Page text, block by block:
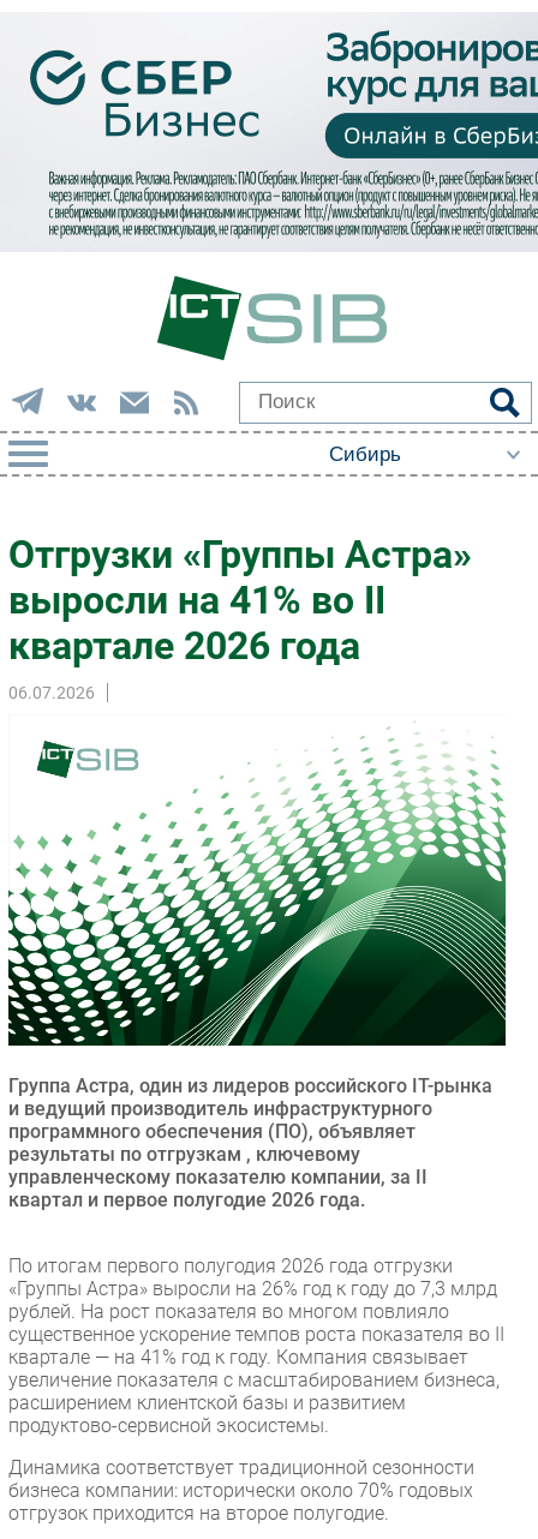
Импорто­замещение
Автоматизация Промышленности
Интернет
Мобильная связь
Фиксированная связь
Интеграция
Рынок ПК
Торговые сети
Оборудование
ПО
Outsourcing
Кадры
Регулирование
Финансы
Web
Безопасность
Инновации
CIO/Управление ИТ
Гаджеты
РАЗДЕЛЫ
Новости
Аналитика
Интервью
Мероприятия
Проекты
IT класс
Отгрузки «Группы Астра»
выросли на 41% во II
квартале 2026 года
06.07.2026
Группа Астра, один из лидеров российского IT-рынка
и ведущий производитель инфраструктурного
программного обеспечения (ПО), объявляет
результаты по отгрузкам , ключевому
управленческому показателю компании, за II
квартал и первое полугодие 2026 года.
По итогам первого полугодия 2026 года отгрузки
«Группы Астра» выросли на 26% год к году до 7,3 млрд
рублей. На рост показателя во многом повлияло
существенное ускорение темпов роста показателя во II
квартале — на 41% год к году. Компания связывает
увеличение показателя с масштабированием бизнеса,
расширением клиентской базы и развитием
продуктово-сервисной экосистемы.
Динамика соответствует традиционной сезонности
бизнеса компании: исторически около 70% годовых
отгрузок приходится на второе полугодие.